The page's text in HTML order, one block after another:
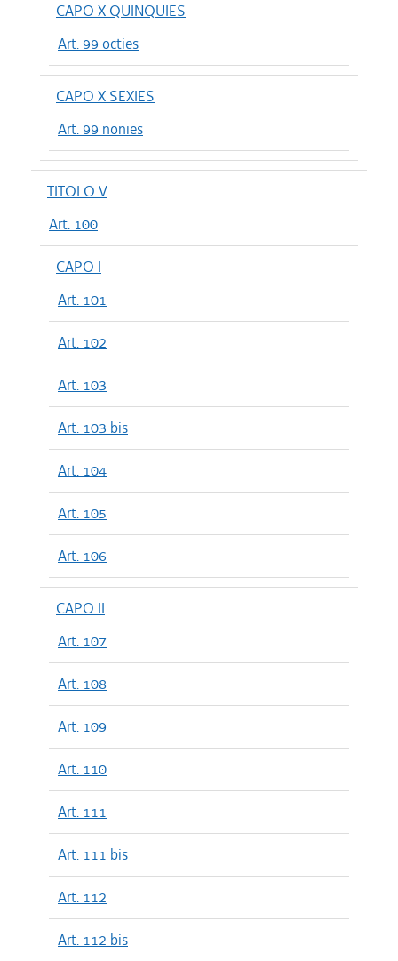
CAPO X QUINQUIES
Art. 99 octies
CAPO X SEXIES
Art. 99 nonies
TITOLO V
Art. 100
CAPO I
Art. 101
Art. 102
Art. 103
Art. 103 bis
Art. 104
Art. 105
Art. 106
CAPO II
Art. 107
Art. 108
Art. 109
Art. 110
Art. 111
Art. 111 bis
Art. 112
Art. 112 bis